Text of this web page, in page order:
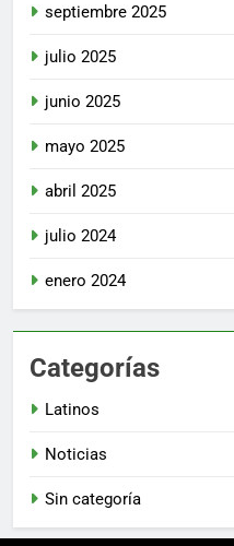
septiembre 2025
julio 2025
junio 2025
mayo 2025
abril 2025
julio 2024
enero 2024
Categorías
Latinos
Noticias
Sin categoría